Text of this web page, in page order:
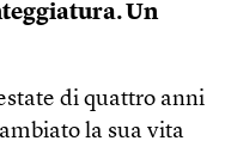
Un
di quattro anni
la sua vita